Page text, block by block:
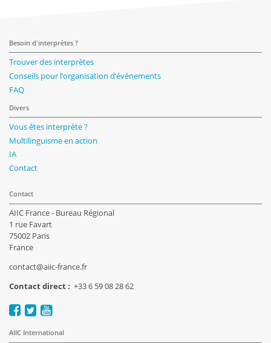
Besoin d'interprètes ?
Trouver des interprètes
Conseils pour l’organisation d’événements
FAQ
Divers
Vous êtes interprète ?
Multilinguisme en action
IA
Contact
Contact
AIIC France - Bureau Régional
1 rue Favart
75002 Paris
France
contact@aiic-france.fr
Contact direct : +33 6 59 08 28 62
AIIC International